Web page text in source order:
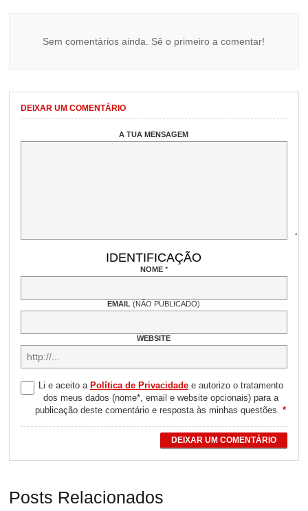
Sem comentários ainda. Sê o primeiro a comentar!
DEIXAR UM COMENTÁRIO
A TUA MENSAGEM
IDENTIFICAÇÃO
NOME *
EMAIL(NÃO PUBLICADO)
WEBSITE
Li e aceito a Política de Privacidadee autorizo o tratamento
dos meus dados (nome*, email e website opcionais) para a
publicação deste comentário e resposta às minhas questões.*
DEIXAR UM COMENTÁRIO
Posts Relacionados